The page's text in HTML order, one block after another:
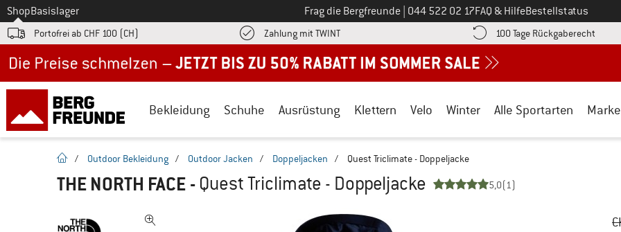
Zum
ShopBasislager Frag die Bergfreunde Ruf uns an unter
044 522 02 17FAQ & HilfeBestellstatus
Portofrei ab CHF 100 (CH) Zahlung mit TWINTFinde die Zahlungs-Infos hier! Öffnet sich in einer Infobox
100 Tage Rückgaberecht
Bekleidung Schuhe Ausrüstung Klettern Velo Winter Alle Sportarten
Startseite
/ Outdoor Bekleidung / Outdoor Jacken / Doppeljacken / Quest Triclimate - Doppeljacke
THE NORTH FACE - Quest Triclimate - Doppeljacke 5,0(1)